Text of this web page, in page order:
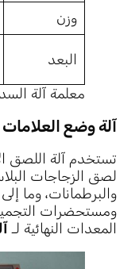
وزن
البعد
معلمة آلة السد
آلة وضع العلامات
تستخدم آلة اللصق
لصق الزجاجات
والبرطمانات، وما
ومستحضرات
المعدات النهائية لـ